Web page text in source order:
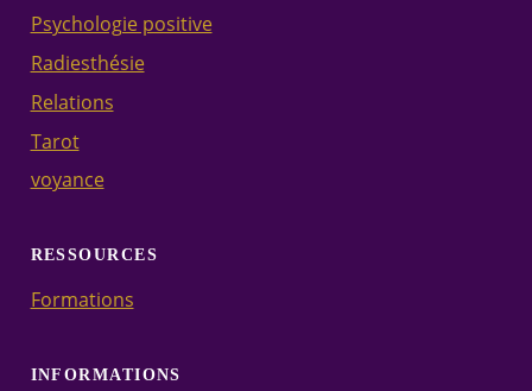
Psychologie positive
Radiesthésie
Relations
Tarot
voyance
RESSOURCES
Formations
INFORMATIONS